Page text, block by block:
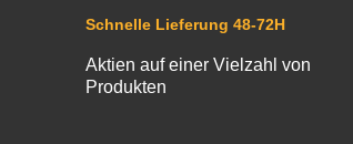
Schnelle Lieferung 48-72H
Aktien auf einer Vielzahl von
Produkten